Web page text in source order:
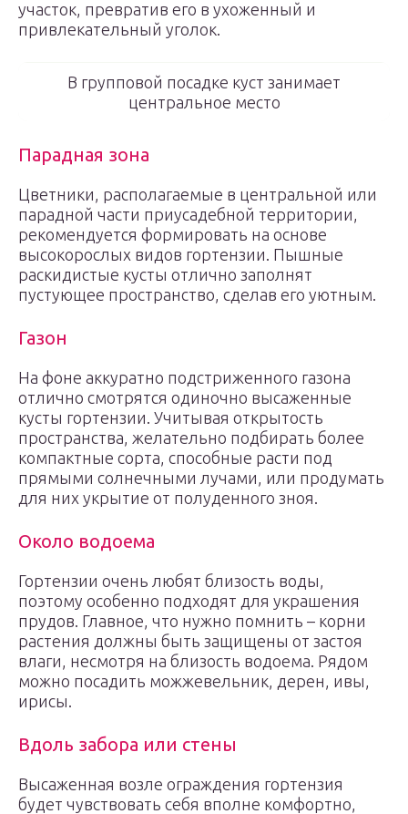
участок, превратив его в ухоженный и
привлекательный уголок.
В групповой посадке куст занимает
центральное место
Парадная зона
Цветники, располагаемые в центральной или
парадной части приусадебной территории,
рекомендуется формировать на основе
высокорослых видов гортензии. Пышные
раскидистые кусты отлично заполнят
пустующее пространство, сделав его уютным.
Газон
На фоне аккуратно подстриженного газона
отлично смотрятся одиночно высаженные
кусты гортензии. Учитывая открытость
пространства, желательно подбирать более
компактные сорта, способные расти под
прямыми солнечными лучами, или продумать
для них укрытие от полуденного зноя.
Около водоема
Гортензии очень любят близость воды,
поэтому особенно подходят для украшения
прудов. Главное, что нужно помнить – корни
растения должны быть защищены от застоя
влаги, несмотря на близость водоема. Рядом
можно посадить можжевельник, дерен, ивы,
ирисы.
Вдоль забора или стены
Высаженная возле ограждения гортензия
будет чувствовать себя вполне комфортно,